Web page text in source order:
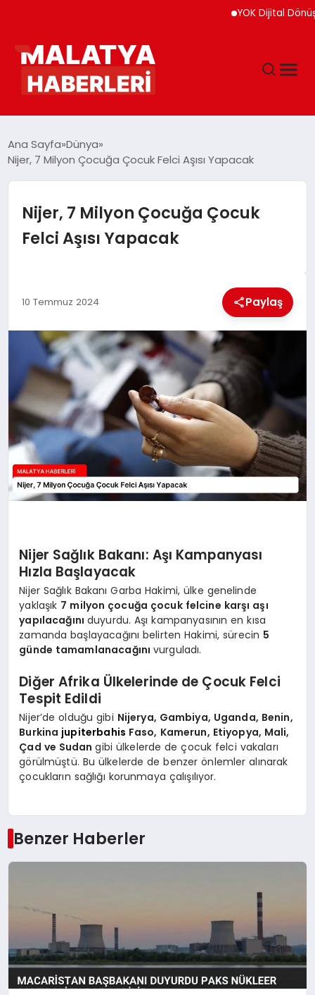
YOK Dijital Dönüşüm
DÜNYA
EKONOMI
MAGAZIN
SAĞLIK
SIYASET
SPOR
Ana Sayfa Dünya
Nijer, 7 Milyon Çocuğa Çocuk Felci Aşısı Yapacak
Nijer, 7 Milyon Çocuğa Çocuk
Felci Aşısı Yapacak
10 Temmuz 2024 Paylaş
Nijer Sağlık Bakanı: Aşı Kampanyası
Hızla Başlayacak
Nijer Sağlık Bakanı Garba Hakimi, ülke genelinde
yaklaşık 7 milyon çocuğa çocuk felcine karşı aşı
yapılacağını duyurdu. Aşı kampanyasının en kısa
zamanda başlayacağını belirten Hakimi, sürecin 5
günde tamamlanacağınıvurguladı.
Diğer Afrika Ülkelerinde de Çocuk Felci
Tespit Edildi
Nijer’de olduğu gibi Nijerya, Gambiya, Uganda, Benin,
Burkina jupiterbahis Faso, Kamerun, Etiyopya, Mali,
Çad ve Sudangibi ülkelerde de çocuk felci vakaları
görülmüştü. Bu ülkelerde de benzer önlemler alınarak
çocukların sağlığı korunmaya çalışılıyor.
Benzer Haberler